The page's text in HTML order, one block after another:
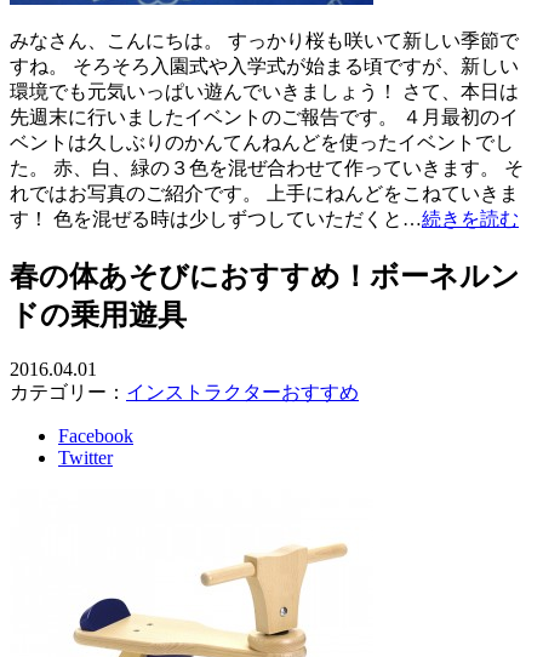
みなさん、こんにちは。 すっかり桜も咲いて新しい季節で
すね。 そろそろ入園式や入学式が始まる頃ですが、新しい
環境でも元気いっぱい遊んでいきましょう！ さて、本日は
先週末に行いましたイベントのご報告です。 ４月最初のイ
ベントは久しぶりのかんてんねんどを使ったイベントでし
た。 赤、白、緑の３色を混ぜ合わせて作っていきます。 そ
れではお写真のご紹介です。 上手にねんどをこねていきま
す！ 色を混ぜる時は少しずつしていただくと…続きを読む
春の体あそびにおすすめ！ボーネルン
ドの乗用遊具
2016.04.01
カテゴリー： インストラクターおすすめ
Facebook
Twitter